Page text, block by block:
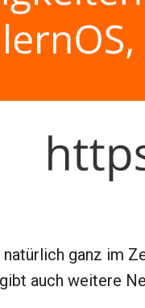
ganz im
auch weitere